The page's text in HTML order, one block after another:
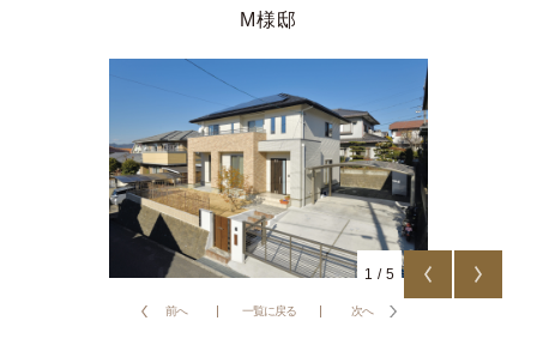
M様邸
1 / 5
前へ 一覧に戻る 次へ